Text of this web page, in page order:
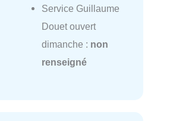
Service Guillaume
Douet ouvert
dimanche : non
renseigné